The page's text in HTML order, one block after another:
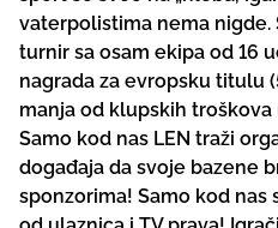
vaterpolistima nema nigde.
turnir sa osam ekipa od 16
nagrada za evropsku titulu
manja od klupskih troškova
Samo kod nas LEN traži
događaja da svoje bazene
sponzorima! Samo kod nas